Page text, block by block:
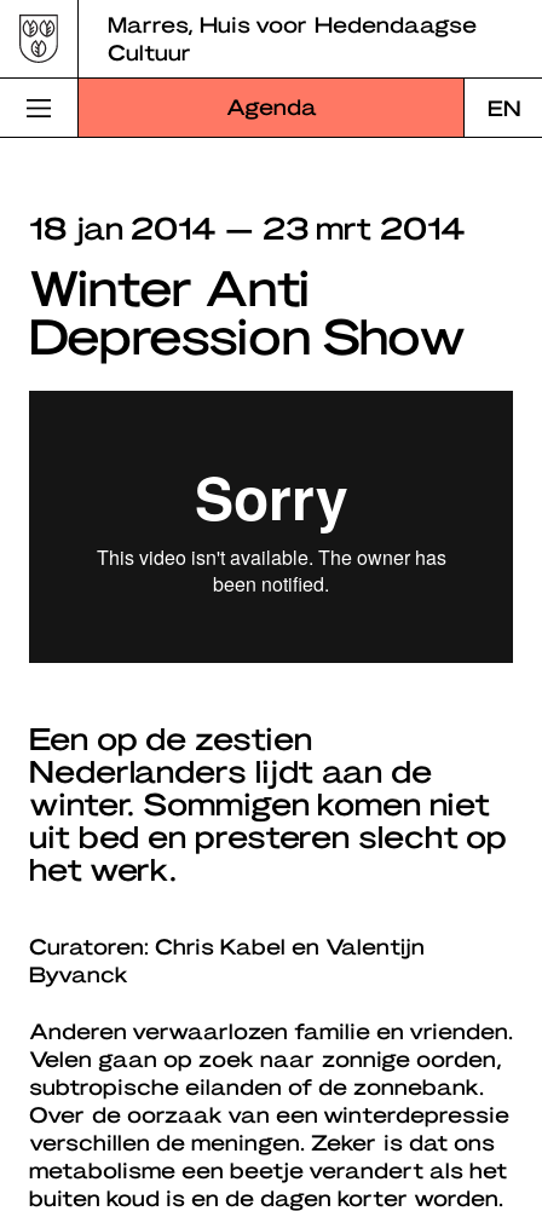
Skip
to
content
Marres, Huis voor Hedendaagse
Cultuur
Agenda EN
Programma
Educatie
Over Marres
18 jan 2014 — 23 mrt 2014
Winter Anti
Depression Show
Een op de zestien
Nederlanders lijdt aan de
winter. Sommigen komen niet
uit bed en presteren slecht op
het werk.
Curatoren: Chris Kabel en Valentijn
Byvanck
Anderen verwaarlozen familie en vrienden.
Velen gaan op zoek naar zonnige oorden,
subtropische eilanden of de zonnebank.
Over de oorzaak van een winterdepressie
verschillen de meningen. Zeker is dat ons
metabolisme een beetje verandert als het
buiten koud is en de dagen korter worden.